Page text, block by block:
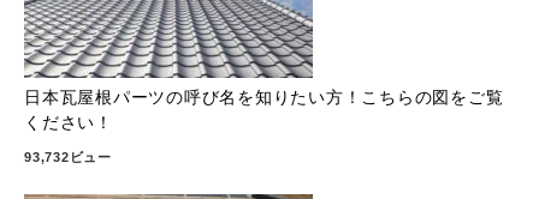
日本瓦屋根パーツの呼び名を知りたい方！こちらの図をご覧
ください！
93,732ビュー